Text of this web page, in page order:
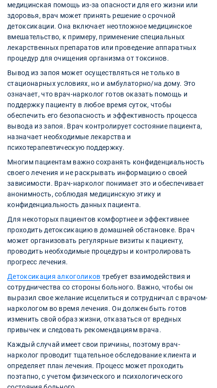
медицинская помощь из-за опасности для его жизни или
здоровья, врач может принять решение о срочной
детоксикации. Она включает неотложное медицинское
вмешательство, к примеру, применение специальных
лекарственных препаратов или проведение аппаратных
процедур для очищения организма от токсинов.
Вывод из запоя может осуществляться не только в
стационарных условиях, но и амбулаторно/на дому. Это
означает, что врач-нарколог готов оказать помощь и
поддержку пациенту в любое время суток, чтобы
обеспечить его безопасность и эффективность процесса
вывода из запоя. Врач контролирует состояние пациента,
назначает необходимые лекарства и
психотерапевтическую поддержку.
Многим пациентам важно сохранять конфиденциальность
своего лечения и не раскрывать информацию о своей
зависимости. Врач-нарколог понимает это и обеспечивает
анонимность, соблюдая медицинскую этику и
конфиденциальность данных пациента.
Для некоторых пациентов комфортнее и эффективнее
проходить детоксикацию в домашней обстановке. Врач
может организовать регулярные визиты к пациенту,
проводить необходимые процедуры и контролировать
прогресс лечения.
Детоксикация алкоголиков требует взаимодействия и
сотрудничества со стороны больного. Важно, чтобы он
выразил свое желание исцелиться и сотрудничал с врачом-
наркологом во время лечения. Он должен быть готов
изменить свой образ жизни, отказаться от вредных
привычек и следовать рекомендациям врача.
Каждый случай имеет свои причины, поэтому врач-
нарколог проводит тщательное обследование клиента и
определяет план лечения. Процесс может проходить
поэтапно, с учетом физического и психологического